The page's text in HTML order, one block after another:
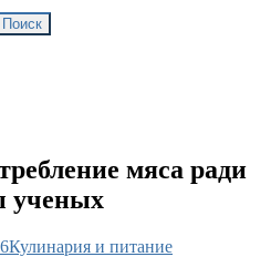
мяса ради
ученых
Как
Кулинария и питание